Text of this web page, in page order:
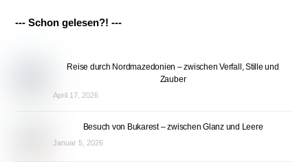
--- Schon gelesen?! ---
Reise durch Nordmazedonien – zwischen Verfall, Stille und
Zauber
April 17, 2026
Besuch von Bukarest – zwischen Glanz und Leere
Januar 5, 2026